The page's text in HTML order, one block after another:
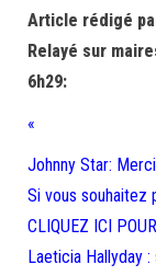
Article rédigé
Relayé sur
6h29:
«
Johnny Star:
Si vous souhaitez
CLIQUEZ ICI
Laeticia Hallyday